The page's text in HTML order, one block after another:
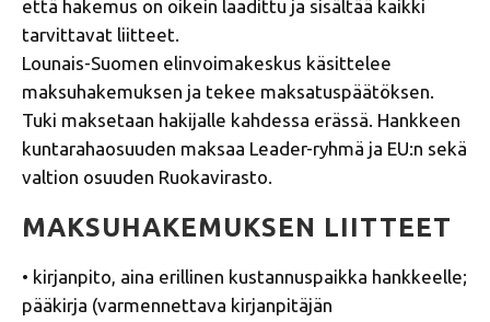
että hakemus on oikein laadittu ja sisältää kaikki
tarvittavat liitteet.
Lounais-Suomen elinvoimakeskus käsittelee
maksuhakemuksen ja tekee maksatuspäätöksen.
Tuki maksetaan hakijalle kahdessa erässä. Hankkeen
kuntarahaosuuden maksaa Leader-ryhmä ja EU:n sekä
valtion osuuden Ruokavirasto.
MAKSUHAKEMUKSEN LIITTEET
• kirjanpito, aina erillinen kustannuspaikka hankkeelle;
pääkirja (varmennettava kirjanpitäjän